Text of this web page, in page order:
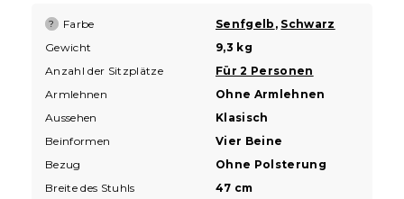
? Farbe Senfgelb , Schwarz
Gewicht
9,3 kg
Anzahl der Sitzplätze
Für 2 Personen
Armlehnen
Ohne Armlehnen
Aussehen
Klasisch
Beinformen
Vier Beine
Bezug
Ohne Polsterung
Breite des Stuhls
47 cm